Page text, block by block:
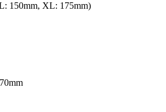
150mm, XL: 175mm)